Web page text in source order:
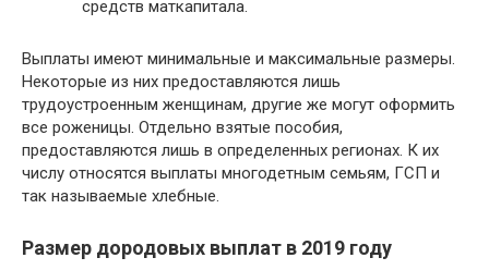
средств маткапитала.
Выплаты имеют минимальные и максимальные размеры.
Некоторые из них предоставляются лишь
трудоустроенным женщинам, другие же могут оформить
все роженицы. Отдельно взятые пособия,
предоставляются лишь в определенных регионах. К их
числу относятся выплаты многодетным семьям, ГСП и
так называемые хлебные.
Размер дородовых выплат в 2019 году